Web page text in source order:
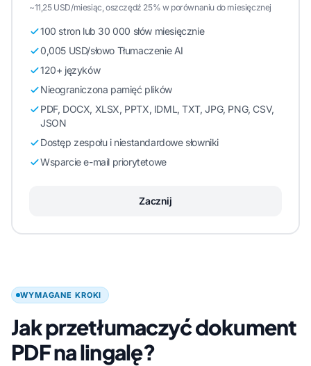
~11,25 USD/miesiąc, oszczędź 25% w porównaniu do miesięcznej
100 stron lub 30 000 słów miesięcznie
0,005 USD/słowo Tłumaczenie AI
120+ języków
Nieograniczona pamięć plików
PDF, DOCX, XLSX, PPTX, IDML, TXT, JPG, PNG, CSV,
JSON
Dostęp zespołu i niestandardowe słowniki
Wsparcie e-mail priorytetowe
Zacznij
WYMAGANE KROKI
Jak przetłumaczyć dokument
PDF na lingalę?